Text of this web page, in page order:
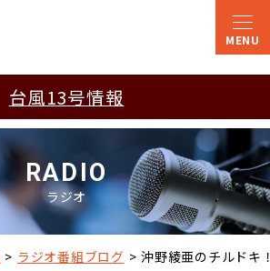
台風13号情報
RADIO
ラジオ
ラジオ番組ブログ 沖野綾亜のチルドキ